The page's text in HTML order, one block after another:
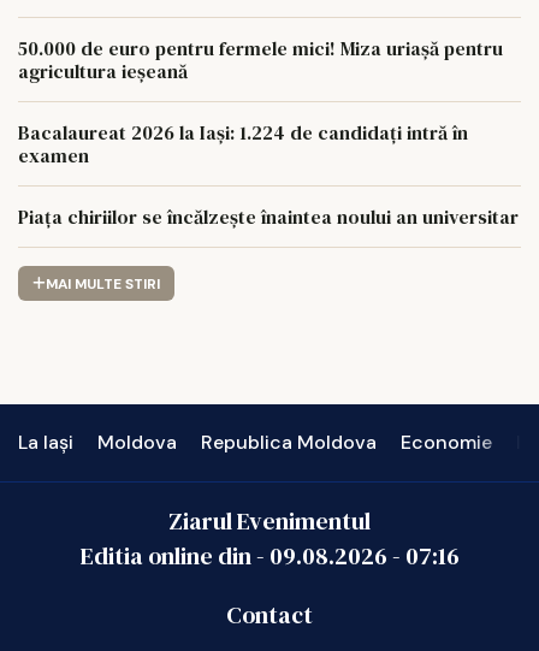
50.000 de euro pentru fermele mici! Miza uriașă pentru
agricultura ieșeană
Bacalaureat 2026 la Iași: 1.224 de candidați intră în
examen
Piața chiriilor se încălzește înaintea noului an universitar
MAI MULTE STIRI
La Iași Moldova Republica Moldova Economie
Ziarul Evenimentul
Editia online din - 09.08.2026- 07:16
Contact